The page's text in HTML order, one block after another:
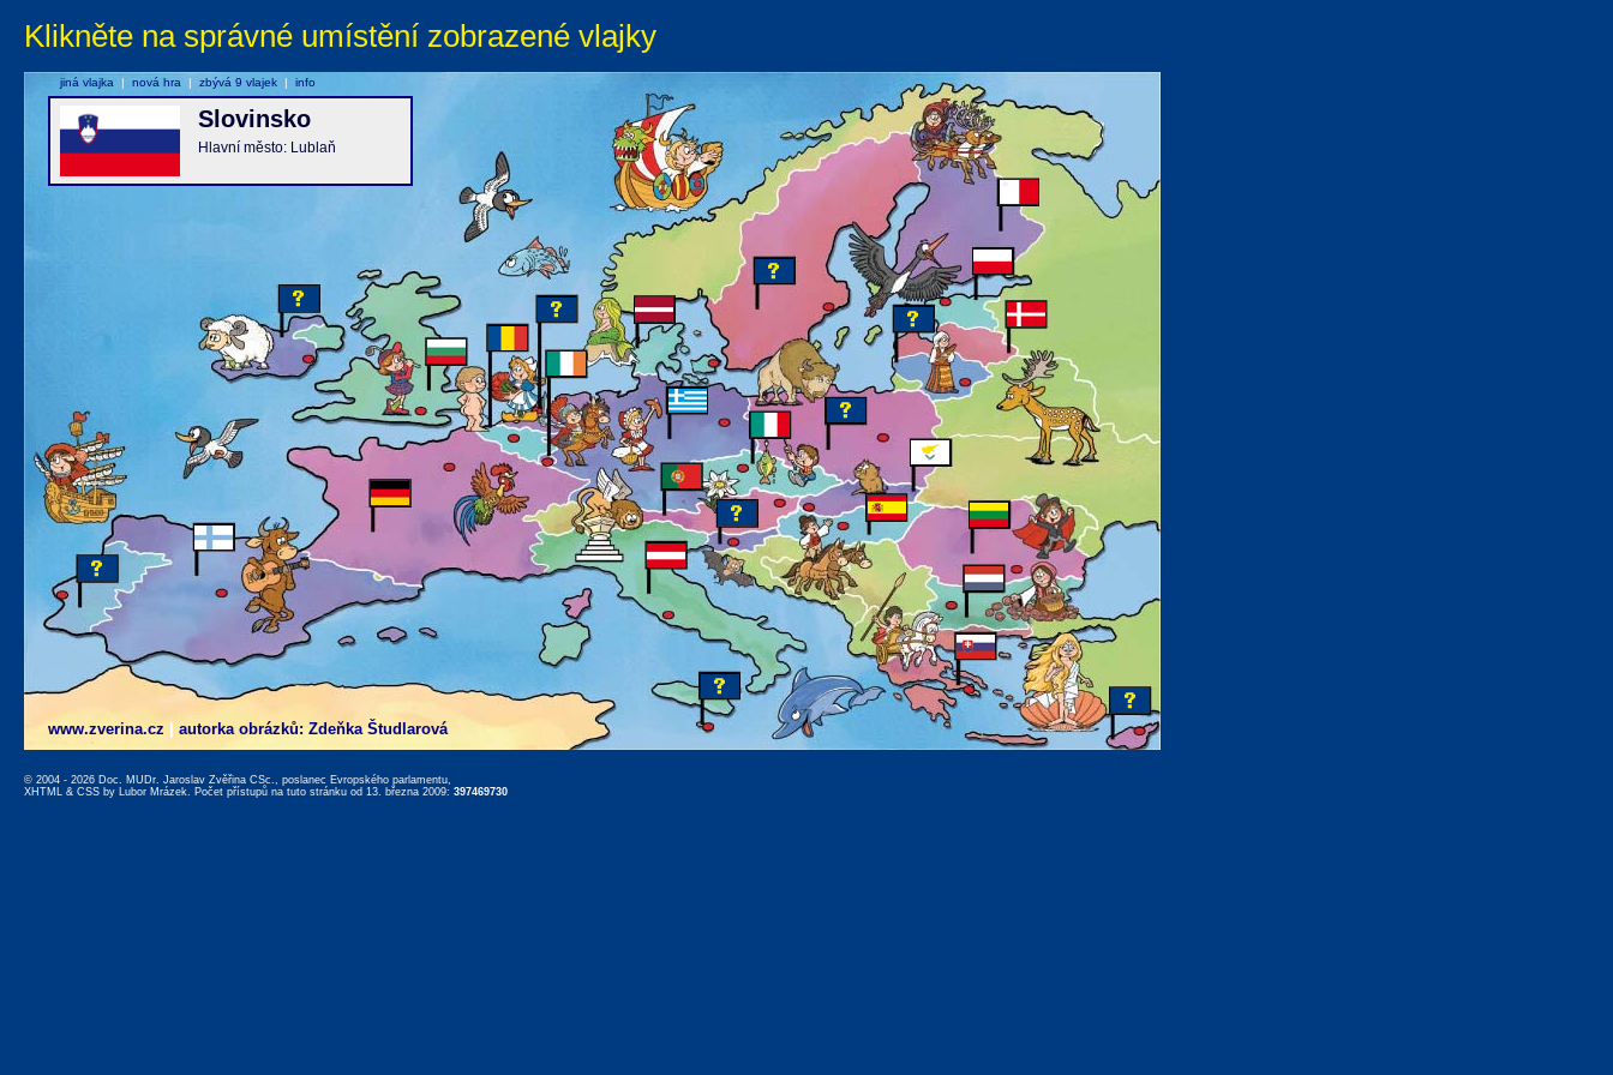
Klikněte na správné umístění zobrazené vlajky
www.zverina.cz autorka obrázků: Zdeňka Študlarová
Slovinsko
Hlavní město: Lublaň
jiná vlajka | nová hra | zbývá 9 vlajek | info
© 2004 - 2026 Doc. MUDr. Jaroslav Zvěřina CSc., poslanec Evropského parlamentu,
XHTML & CSS by Lubor Mrázek. Počet přístupů na tuto stránku od 13. března 2009: 397469730